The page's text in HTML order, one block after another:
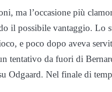
ma l’occasione più
il possibile vantaggio. Lo
e poco dopo aveva
tentativo da fuori di
Odgaard. Nel finale di